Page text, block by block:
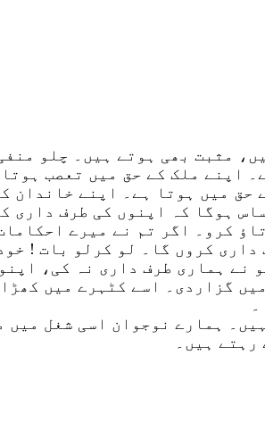
مثبت بھی ہوتے ہیں۔ چلو
اپنے ملک کے حق میں تعصب
حق میں ہوتا ہے۔ اپنے خاندان
ہوگا کہ اپنوں کی طرف
کرو۔ اگر تم نے میرے
کروں گا۔ لو کرلو بات !
ہماری طرف داری نہ کی،
گزاردی۔ اسے کٹہرے میں
ہمارے نوجوان اسی شغل
ہیں۔